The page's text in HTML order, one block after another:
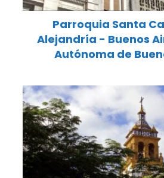
Parroquia Santa
Alejandría - Buenos
Autónoma de